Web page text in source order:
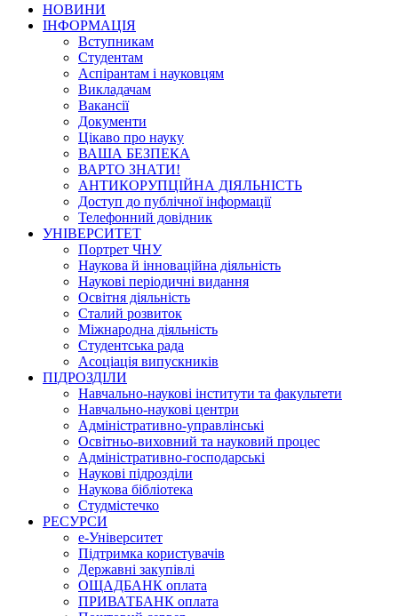
НОВИНИ
ІНФОРМАЦІЯ
Вступникам
Студентам
Аспірантам і науковцям
Викладачам
Вакансії
Документи
Цікаво про науку
ВАША БЕЗПЕКА
ВАРТО ЗНАТИ!
АНТИКОРУПЦІЙНА ДІЯЛЬНІСТЬ
Доступ до публічної інформації
Телефонний довідник
УНІВЕРСИТЕТ
Портрет ЧНУ
Наукова й інноваційна діяльність
Наукові періодичні видання
Освітня діяльність
Сталий розвиток
Міжнародна діяльність
Студентська рада
Асоціація випускників
ПІДРОЗДІЛИ
Навчально-наукові інститути та факультети
Навчально-наукові центри
Адміністративно-управлінські
Освітньо-виховний та науковий процес
Адміністративно-господарські
Наукові підрозділи
Наукова бібліотека
Студмістечко
РЕСУРСИ
е-Університет
Підтримка користувачів
Державні закупівлі
ОЩАДБАНК оплата
ПРИВАТБАНК оплата